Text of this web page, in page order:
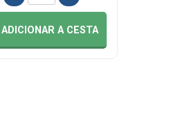
ADICIONARA CESTA